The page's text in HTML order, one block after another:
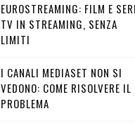
EUROSTREAMING: FILM E
TV IN STREAMING, SENZA
LIMITI
I CANALI MEDIASET NON SI
VEDONO: COME RISOLVERE IL
PROBLEMA